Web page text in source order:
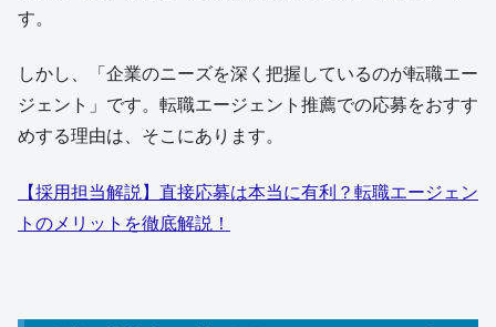
す。
しかし、「企業のニーズを深く把握しているのが転職エー
ジェント」です。転職エージェント推薦での応募をおすす
めする理由は、そこにあります。
【採用担当解説】直接応募は本当に有利？転職エージェン
トのメリットを徹底解説！